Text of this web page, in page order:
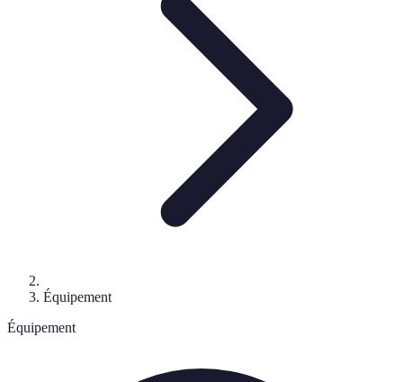
Équipement
Équipement